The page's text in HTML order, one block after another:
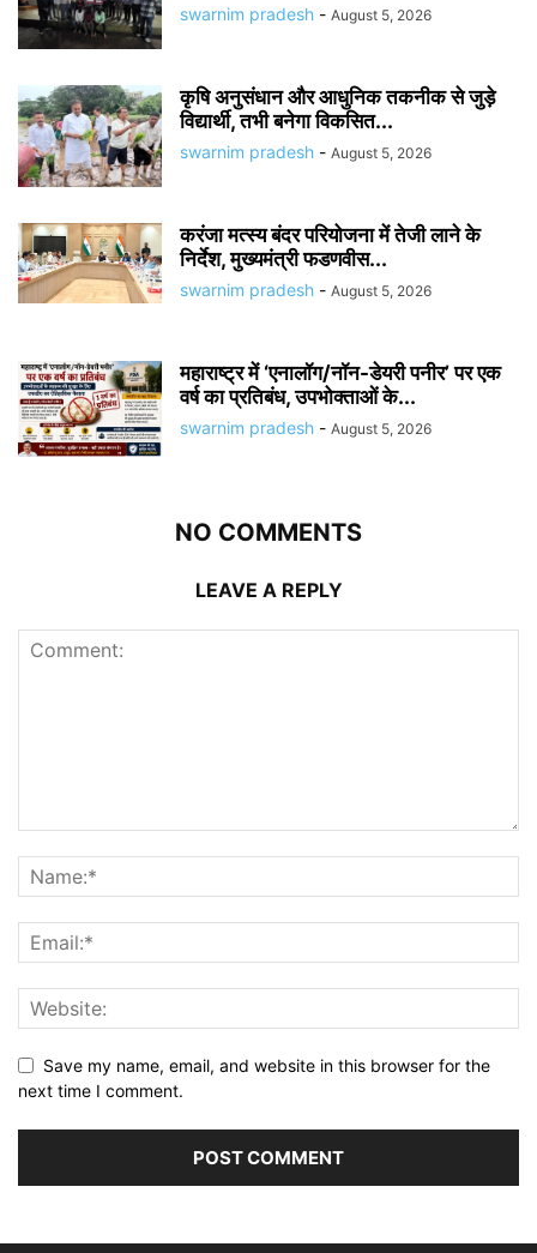
swarnim pradesh - August 5, 2026
कृषि अनुसंधान और आधुनिक तकनीक से जुड़े
विद्यार्थी, तभी बनेगा विकसित...
swarnim pradesh - August 5, 2026
करंजा मत्स्य बंदर परियोजना में तेजी लाने के
निर्देश, मुख्यमंत्री फडणवीस...
swarnim pradesh - August 5, 2026
महाराष्ट्र में ‘एनालॉग/नॉन-डेयरी पनीर’ पर एक
वर्ष का प्रतिबंध, उपभोक्ताओं के...
swarnim pradesh - August 5, 2026
NO COMMENTS
LEAVE A REPLY
Save my name, email, and website in this browser for the
next time I comment.